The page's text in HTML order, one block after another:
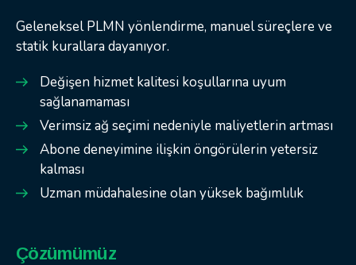
Geleneksel PLMN yönlendirme, manuel süreçlere ve
statik kurallara dayanıyor.
Değişen hizmet kalitesi koşullarına uyum
sağlanamaması
Verimsiz ağ seçimi nedeniyle maliyetlerin artması
Abone deneyimine ilişkin öngörülerin yetersiz
kalması
Uzman müdahalesine olan yüksek bağımlılık
Çözümümüz